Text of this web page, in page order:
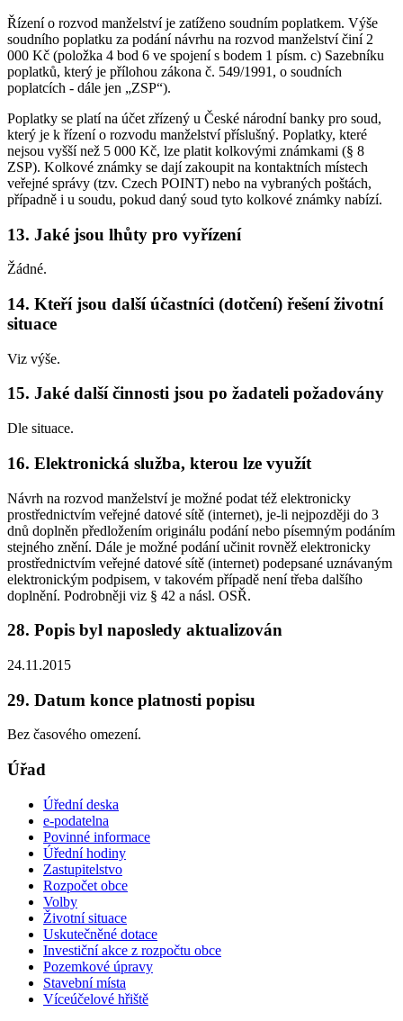
Řízení o rozvod manželství je zatíženo soudním poplatkem. Výše
soudního poplatku za podání návrhu na rozvod manželství činí 2
000 Kč (položka 4 bod 6 ve spojení s bodem 1 písm. c) Sazebníku
poplatků, který je přílohou zákona č. 549/1991, o soudních
poplatcích - dále jen „ZSP“).
Poplatky se platí na účet zřízený u České národní banky pro soud,
který je k řízení o rozvodu manželství příslušný. Poplatky, které
nejsou vyšší než 5 000 Kč, lze platit kolkovými známkami (§ 8
ZSP). Kolkové známky se dají zakoupit na kontaktních místech
veřejné správy (tzv. Czech POINT) nebo na vybraných poštách,
případně i u soudu, pokud daný soud tyto kolkové známky nabízí.
13. Jaké jsou lhůty pro vyřízení
Žádné.
14. Kteří jsou další účastníci (dotčení) řešení životní
situace
Viz výše.
15. Jaké další činnosti jsou po žadateli požadovány
Dle situace.
16. Elektronická služba, kterou lze využít
Návrh na rozvod manželství je možné podat též elektronicky
prostřednictvím veřejné datové sítě (internet), je-li nejpozději do 3
dnů doplněn předložením originálu podání nebo písemným podáním
stejného znění. Dále je možné podání učinit rovněž elektronicky
prostřednictvím veřejné datové sítě (internet) podepsané uznávaným
elektronickým podpisem, v takovém případě není třeba dalšího
doplnění. Podrobněji viz § 42 a násl. OSŘ.
28. Popis byl naposledy aktualizován
24.11.2015
29. Datum konce platnosti popisu
Bez časového omezení.
Úřad
Úřední deska
e-podatelna
Povinné informace
Úřední hodiny
Zastupitelstvo
Rozpočet obce
Volby
Životní situace
Uskutečněné dotace
Investiční akce z rozpočtu obce
Pozemkové úpravy
Stavební místa
Víceúčelové hřiště